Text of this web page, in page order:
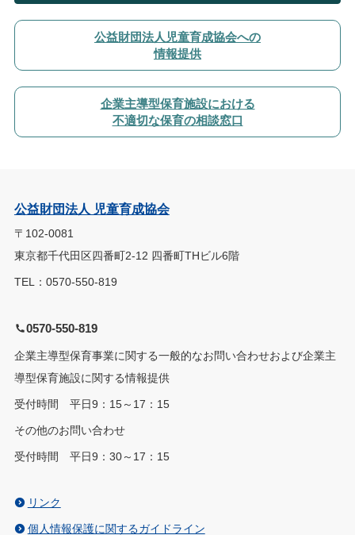
公益財団法人児童育成協会への
情報提供
企業主導型保育施設における
不適切な保育の相談窓口
公益財団法人 児童育成協会
〒102-0081
東京都千代田区四番町2-12 四番町THビル6階
TEL：0570-550-819
0570-550-819
企業主導型保育事業に関する一般的なお問い合わせおよび企業主
導型保育施設に関する情報提供
受付時間 平日9：15～17：15
その他のお問い合わせ
受付時間 平日9：30～17：15
リンク
個人情報保護に関するガイドライン